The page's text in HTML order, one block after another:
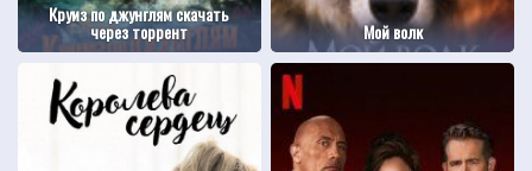
Круиз по джунглям скачать
через торрент Мой волк